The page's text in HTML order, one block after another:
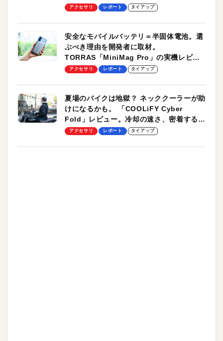
のモバイルユースに最適！
アクセサリ レポート タイアップ
安全なモバイルバッテリ＝半固体電池。選
ぶべき理由を開発者に取材。
TORRAS「MiniMag Pro」の実機レビュ
ーも
アクセサリ レポート タイアップ
夏場のバイクは地獄？ ネッククーラーが助
けになるかも。 「COOLiFY Cyber
Fold」レビュー。冷却の速さ、密着する冷
却プレート、シンプルな操作性がグッド！
アクセサリ レポート タイアップ